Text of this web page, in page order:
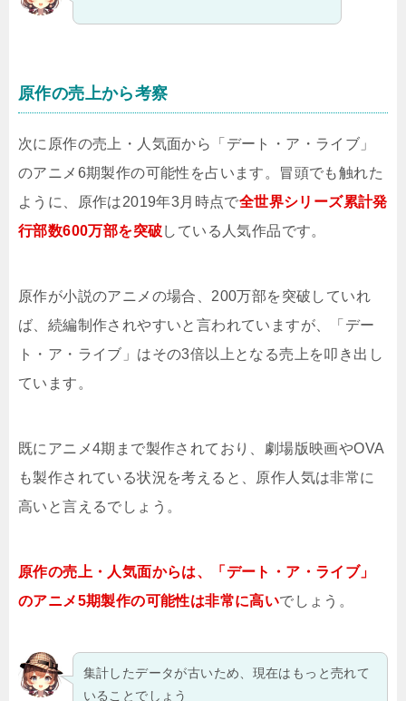
原作の売上から考察
次に原作の売上・人気面から「デート・ア・ライブ」
のアニメ6期製作の可能性を占います。冒頭でも触れた
ように、原作は2019年3月時点で全世界シリーズ累計発
行部数600万部を突破している人気作品です。
原作が小説のアニメの場合、200万部を突破していれ
ば、続編制作されやすいと言われていますが、「デー
ト・ア・ライブ」はその3倍以上となる売上を叩き出し
ています。
既にアニメ4期まで製作されており、劇場版映画やOVA
も製作されている状況を考えると、原作人気は非常に
高いと言えるでしょう。
原作の売上・人気面からは、「デート・ア・ライブ」
のアニメ5期製作の可能性は非常に高いでしょう。
集計したデータが古いため、現在はもっと売れて
いることでしょう